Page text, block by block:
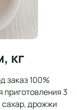
кг
заказ 100%
приготовления 3
дрожжи